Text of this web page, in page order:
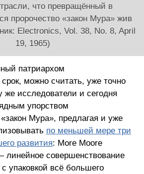
что превращённый в
пророчество «закон Мура» жив
Electronics, Vol. 38, No. 8, April
19, 1965)
патриархом
можно считать, уже точно
исследователи и сегодня
упорством
Мура», предлагая и уже
по меньшей мере три
развития: More Moore
совершенствование
упаковкой всё большего